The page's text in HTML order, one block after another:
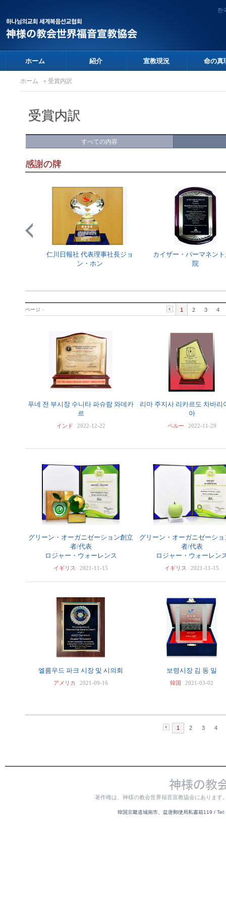
한
ホーム 紹介 宣教現況 命の真
ホーム » 受賞内訳
受賞内訳
すべての内容
感謝の牌
仁川日報社 代表理事社長ジョ
ン・ホン
カイザー・パーマネント血液
ページ » 1 2 3 4
푸네 전 부시장 수니타 파슈람 와데카
르
インド 2022-12-22
리마 주지사 리카르도 차바리
아
ペルー 2022-11-29
グリーン・オーガニゼーション創立
者/代表
ロジャー・ウォーレンス
イギリス 2021-11-15
グリーン・オーガニゼーシ
者/代表
ロジャー・ウォーレン
イギリス 2021-11-15
엘름우드 파크 시장 및 시의회
アメリカ 2021-09-16
보령시장 김 동 일
韓国 2021-03-02
1 2 3 4
著作権は、神様の教会世界福音宣教協会にありま
韓国京畿道城南市、盆唐郵便局私書箱119 /